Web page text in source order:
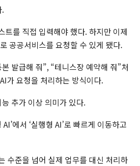
.
트를 직접 입력해야 했다. 하지만 이제
공공서비스를 요청할 수 있게 됐다.
발급해 줘”, “테니스장 예약해 줘”처
가 요청을 처리하는 방식이다.
추가 이상 의미가 있다.
에서 ‘실행형 AI’로 빠르게 이동하고
수준을 넘어 실제 업무를 대신 처리하